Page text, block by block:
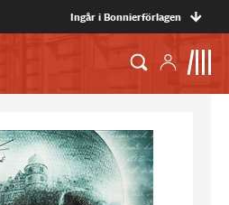
Ingår i Bonnierförlagen